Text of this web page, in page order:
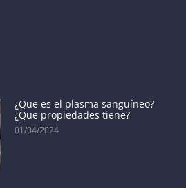
¿Que es el plasma sanguíneo?
¿Que propiedades tiene?
01/04/2024